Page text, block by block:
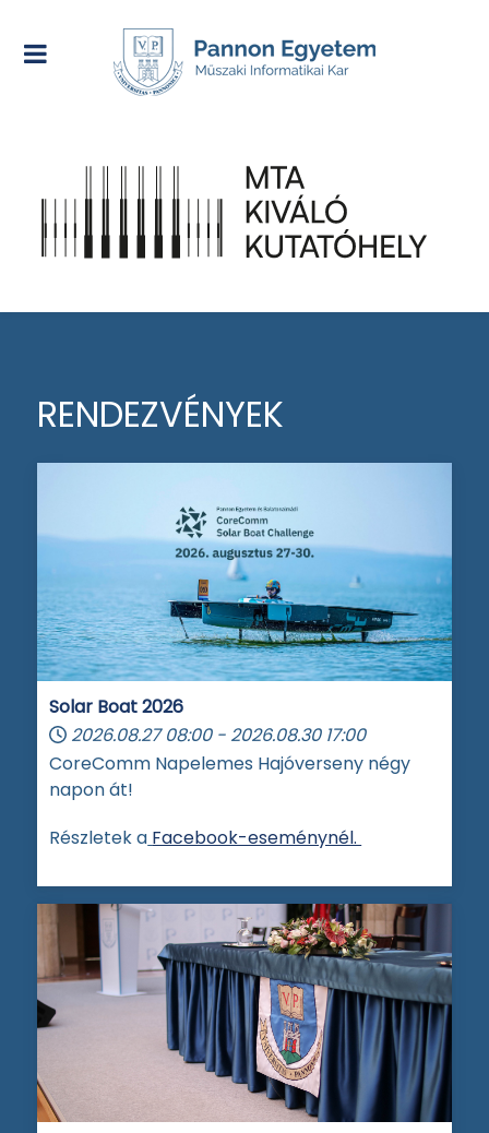
RENDEZVÉNYEK
Solar Boat 2026
2026.08.27 08:00 - 2026.08.30 17:00
CoreComm Napelemes Hajóverseny négy
napon át!
Részletek a Facebook-eseménynél.